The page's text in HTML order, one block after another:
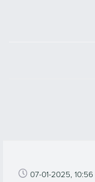
07-01-2025, 10:56